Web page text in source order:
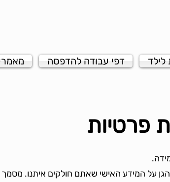
לילד דפי עבודה להדפסה
פרטיות
על המידע האישי שאתם חולקים איתנו. מסמך